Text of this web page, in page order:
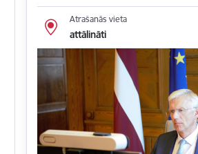
Atrašanās vieta
attālināti